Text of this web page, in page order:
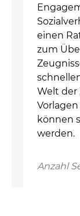
einen
zum
Welt der
können
werden.
Anzahl